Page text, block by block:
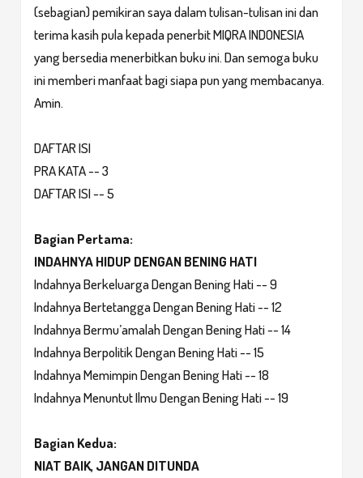
(sebagian) pemikiran saya dalam tulisan-tulisan ini dan
terima kasih pula kepada penerbit MIQRA INDONESIA
yang bersedia menerbitkan buku ini. Dan semoga buku
ini memberi manfaat bagi siapa pun yang membacanya.
Amin.
DAFTAR ISI
PRA KATA -- 3
DAFTAR ISI -- 5
Bagian Pertama:
INDAHNYA HIDUP DENGAN BENING HATI
Indahnya Berkeluarga Dengan Bening Hati -- 9
Indahnya Bertetangga Dengan Bening Hati -- 12
Indahnya Bermu’amalah Dengan Bening Hati -- 14
Indahnya Berpolitik Dengan Bening Hati -- 15
Indahnya Memimpin Dengan Bening Hati -- 18
Indahnya Menuntut Ilmu Dengan Bening Hati -- 19
Bagian Kedua:
NIAT BAIK, JANGAN DITUNDA